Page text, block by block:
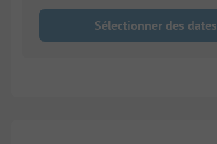
Sélectionner des dates